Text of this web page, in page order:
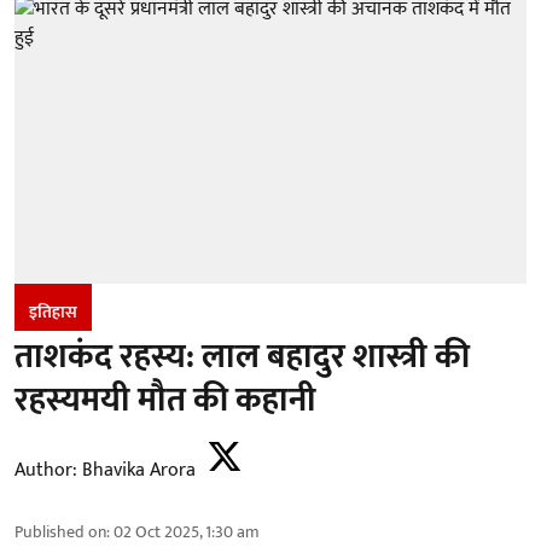
इतिहास
ताशकंद रहस्य: लाल बहादुर शास्त्री की
रहस्यमयी मौत की कहानी
Author: Bhavika Arora
Published on:02 Oct 2025, 1:30 am